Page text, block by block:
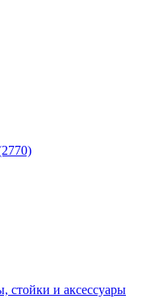
и аксессуары